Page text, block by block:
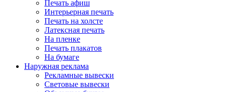
Печать афиш
Интерьерная печать
Печать на холсте
Латексная печать
На пленке
Печать плакатов
На бумаге
Наружная реклама
Рекламные вывески
Световые вывески